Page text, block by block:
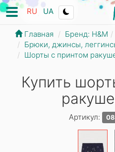
RU UA
Главная Бренд: Н&М
Брюки, джинсы,
Шорты с принтом
Купить
Артикул: